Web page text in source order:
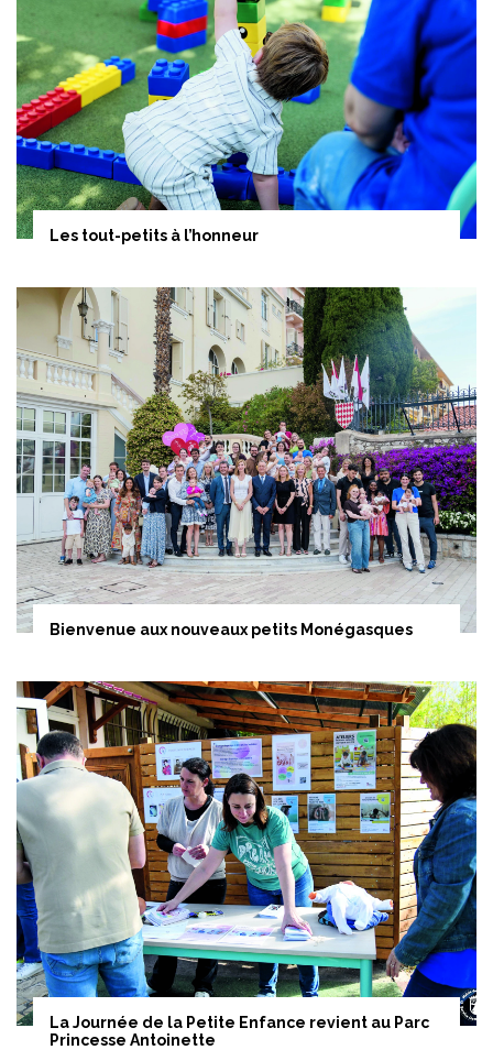
Les tout-petits à l’honneur
Bienvenue aux nouveaux petits Monégasques
La Journée de la Petite Enfance revient au Parc
Princesse Antoinette